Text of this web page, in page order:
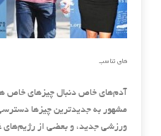
های تناسب
آدم‌های خاص دنبال چیزهای خاص
مشهور به جدیدترین چیزها دسترسی
ورزشی جدید، و بعضی از رژیم‌های